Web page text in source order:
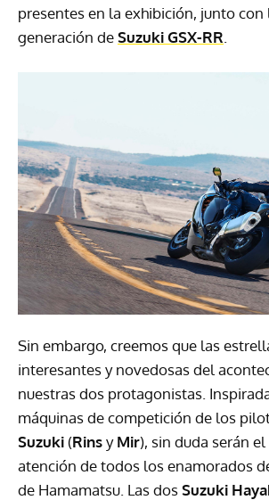
presentes en la exhibición, junto con
generación deSuzuki GSX-RR
Sin embargo, creemos que las
interesantes y novedosas del
nuestras dos protagonistas.
máquinas de competición de los
Suzuki(RinsyMir), sin duda serán
atención de todos los enamorados
de Hamamatsu. Las dosSuzuki